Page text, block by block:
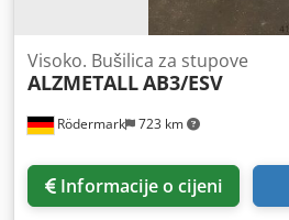
Rödermark 723 km
Visoko. Bušilica za stupove
ALZMETALLAB3/ESV
Informacije o cijeni